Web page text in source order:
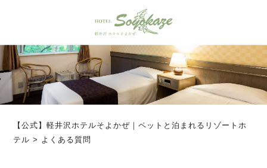
【公式】軽井沢ホテルそよかぜ｜ペットと泊まれるリゾートホ
テル > よくある質問